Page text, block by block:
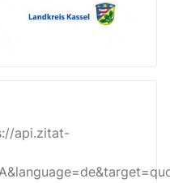
api.zitat-